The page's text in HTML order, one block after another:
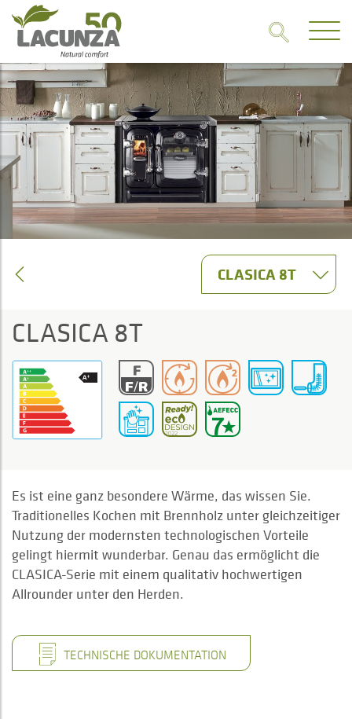
CLASICA 8T
CLASICA 8T
Es ist eine ganz besondere Wärme, das wissen Sie.
Traditionelles Kochen mit Brennholz unter gleichzeitiger
Nutzung der modernsten technologischen Vorteile
gelingt hiermit wunderbar. Genau das ermöglicht die
CLASICA-Serie mit einem qualitativ hochwertigen
Allrounder unter den Herden.
TECHNISCHE DOKUMENTATION